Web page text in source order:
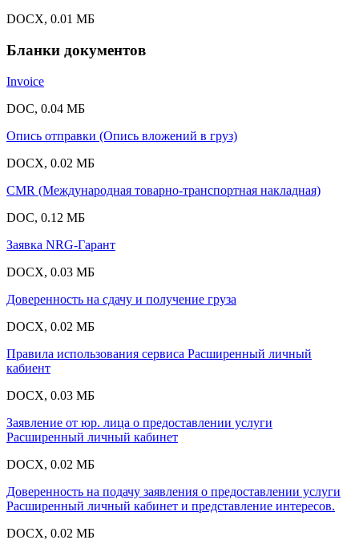
DOCX, 0.01 МБ
Бланки документов
Invoice
DOC, 0.04 МБ
Опись отправки (Опись вложений в груз)
DOCX, 0.02 МБ
CMR (Международная товарно-транспортная накладная)
DOC, 0.12 МБ
Заявка NRG-Гарант
DOCX, 0.03 МБ
Доверенность на сдачу и получение груза
DOCX, 0.02 МБ
Правила использования сервиса Расширенный личный
кабиент
DOCX, 0.03 МБ
Заявление от юр. лица о предоставлении услуги
Расширенный личный кабинет
DOCX, 0.02 МБ
Доверенность на подачу заявления о предоставлении услуги
Расширенный личный кабинет и представление интересов.
DOCX, 0.02 МБ